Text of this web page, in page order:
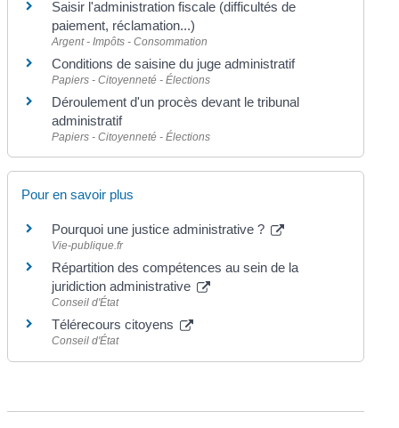
Saisir l'administration fiscale (difficultés de
paiement, réclamation...)
Argent - Impôts - Consommation
Conditions de saisine du juge administratif
Papiers - Citoyenneté - Élections
Déroulement d'un procès devant le tribunal
administratif
Papiers - Citoyenneté - Élections
Pour en savoir plus
Pourquoi une justice administrative ?
Vie-publique.fr
Répartition des compétences au sein de la
juridiction administrative
Conseil d'État
Télérecours citoyens
Conseil d'État